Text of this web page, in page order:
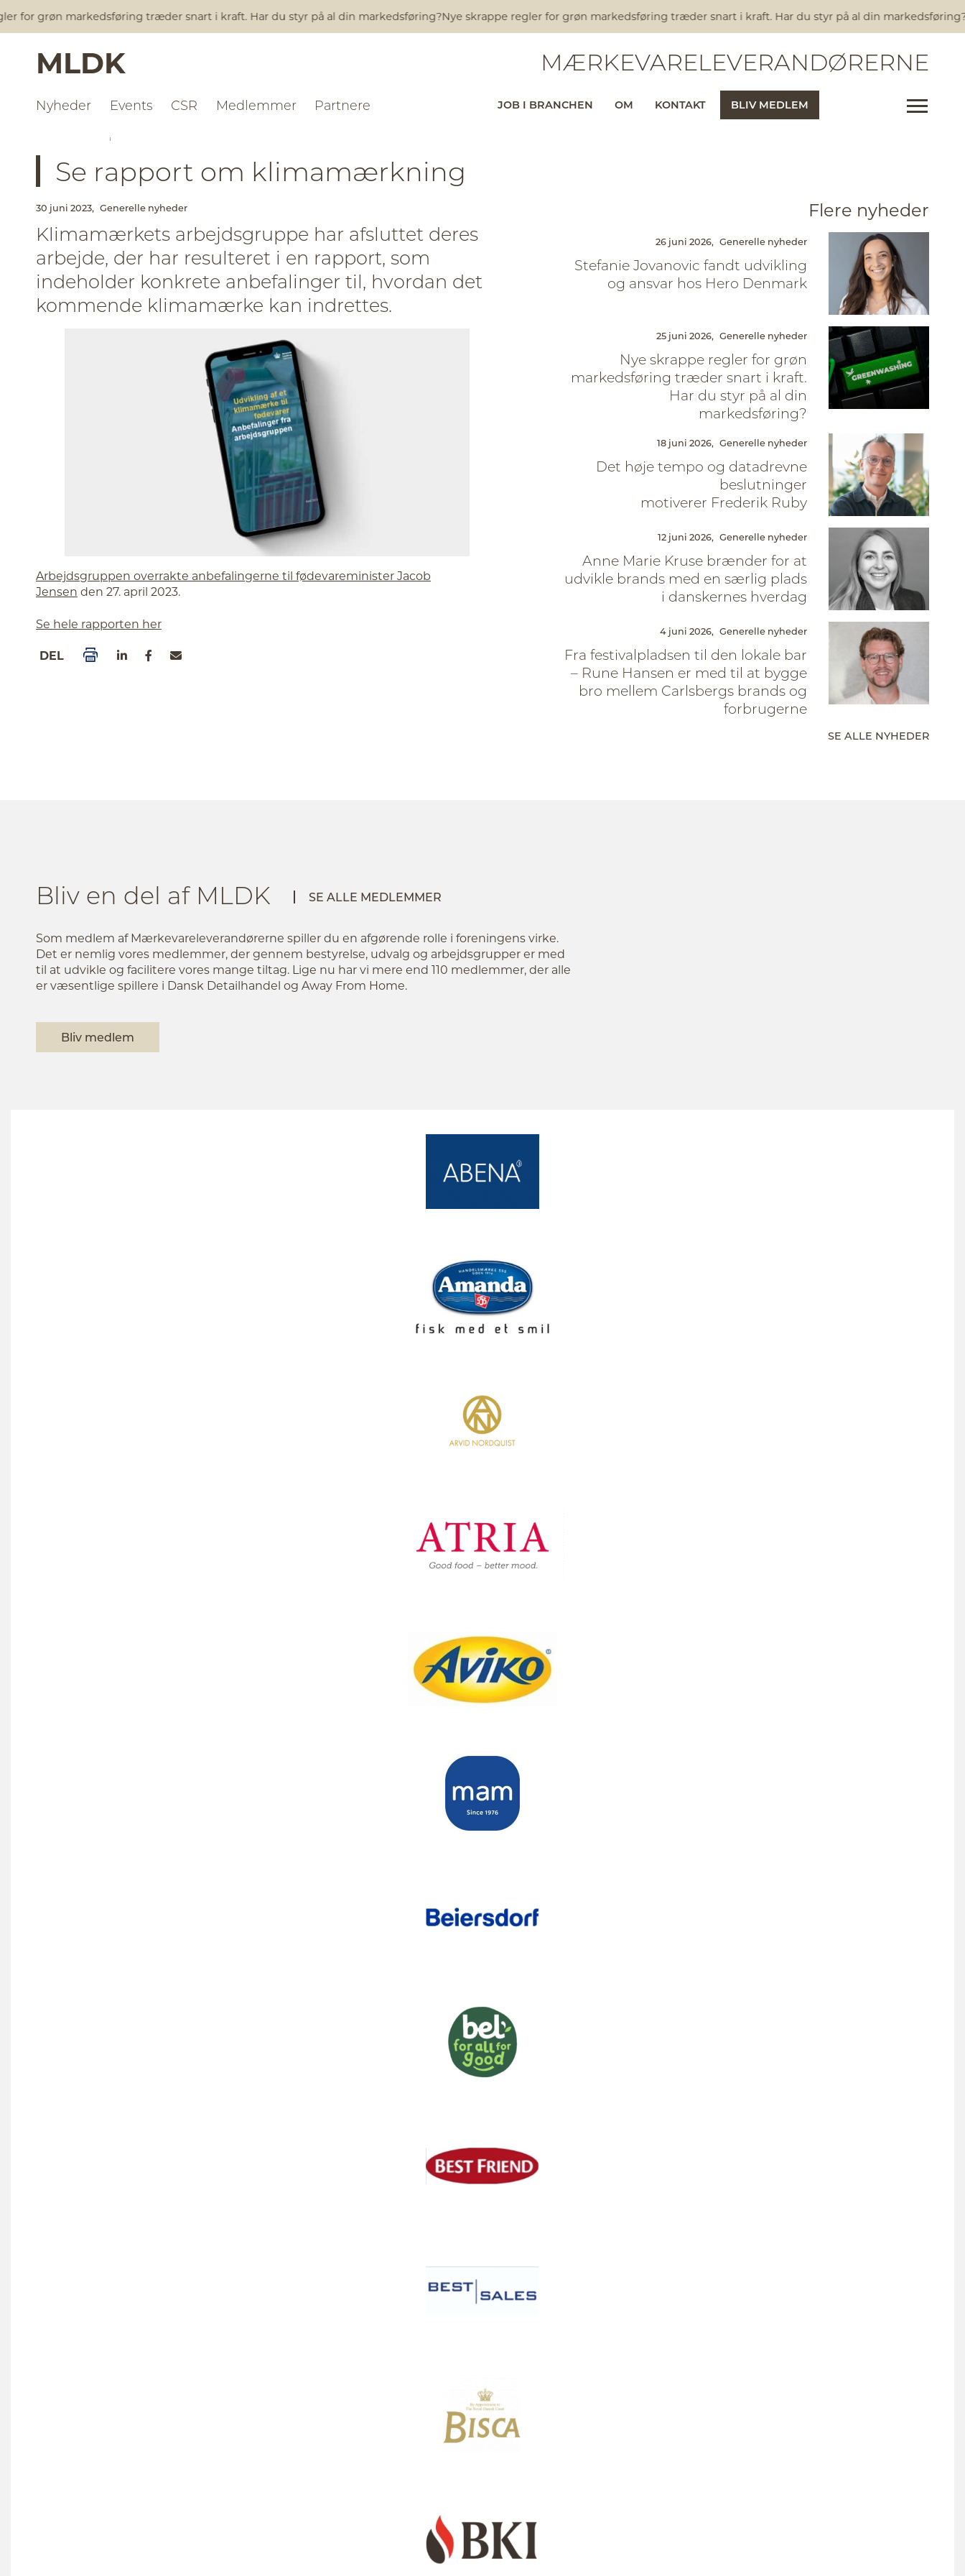
grøn markedsføring træder snart i kraft. Har du styr på al din markedsføring?Nye skrappe regler for grøn markedsføring træder snart i kraft. Har du styr på al din markedsføring?
MLDK MÆRKEVARELEVERANDØRERNE
Nyheder Events CSR Medlemmer Partnere JOB I BRANCHEN OM KONTAKT BLIV MEDLEM
Se rapport om klimamærkning
30 juni 2023, Generelle nyheder
Klimamærkets arbejdsgruppe har afsluttet deres
arbejde, der har resulteret i en rapport, som
indeholder konkrete anbefalinger til, hvordan det
kommende klimamærke kan indrettes.
Arbejdsgruppen overrakte anbefalingerne til fødevareminister Jacob
Jensen den 27. april 2023.
Se hele rapporten her
DEL
Flere nyheder
26 juni 2026, Generelle nyheder
Stefanie Jovanovic fandt udvikling
og ansvar hos Hero Denmark
25 juni 2026, Generelle nyheder
Nye skrappe regler for grøn
markedsføring træder snart i kraft.
Har du styr på al din
markedsføring?
18 juni 2026, Generelle nyheder
Det høje tempo og datadrevne
beslutninger
motiverer Frederik Ruby
12 juni 2026, Generelle nyheder
Anne Marie Kruse brænder for at
udvikle brands med en særlig plads
i danskernes hverdag
4 juni 2026, Generelle nyheder
Fra festivalpladsen til den lokale bar
– Rune Hansen er med til at bygge
bro mellem Carlsbergs brands og
forbrugerne
SE ALLE NYHEDER
Bliv en del af MLDK SE ALLE MEDLEMMER
Som medlem af Mærkevareleverandørerne spiller du en afgørende rolle i foreningens virke.
Det er nemlig vores medlemmer, der gennem bestyrelse, udvalg og arbejdsgrupper er med
til at udvikle og facilitere vores mange tiltag. Lige nu har vi mere end 110 medlemmer, der alle
er væsentlige spillere i Dansk Detailhandel og Away From Home.
Bliv medlem